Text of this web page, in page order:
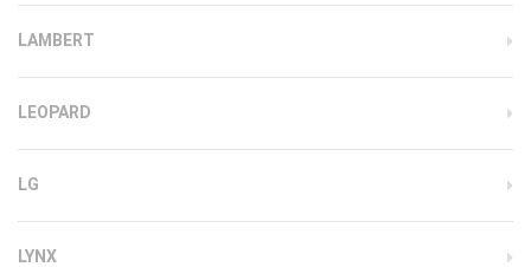
LAMBERT
LEOPARD
LG
LYNX